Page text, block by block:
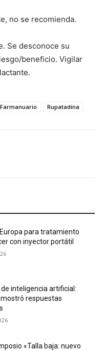
no se recomienda.
Se desconoce su
beneficio. Vigilar
Farmanuario Rupatadina
para tratamiento
con inyector portátil
inteligencia artificial:
respuestas
«Talla baja: nuevo